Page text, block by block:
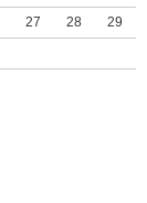
27 28
29